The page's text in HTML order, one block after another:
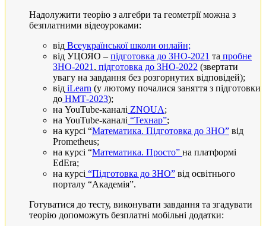
Надолужити теорію з алгебри та геометрії можна з
безплатними відеоуроками:
від Всеукраїнської школи онлайн;
від УЦОЯО – підготовка до ЗНО-2021 та пробне
ЗНО-2021 , підготовка до ЗНО-2022 (звертати
увагу на завдання без розгорнутих відповідей);
від iLearn (у лютому почалися заняття з підготовки
до НМТ-2023);
на YouTube-каналі ZNOUA;
на YouTube-каналі “Технар”;
на курсі “Математика. Підготовка до ЗНО” від
Prometheus;
на курсі “Математика. Просто” на платформі
EdEra;
на курсі “Підготовка до ЗНО” від освітнього
порталу “Академія”.
Готуватися до тесту, виконувати завдання та згадувати
теорію допоможуть безплатні мобільні додатки: